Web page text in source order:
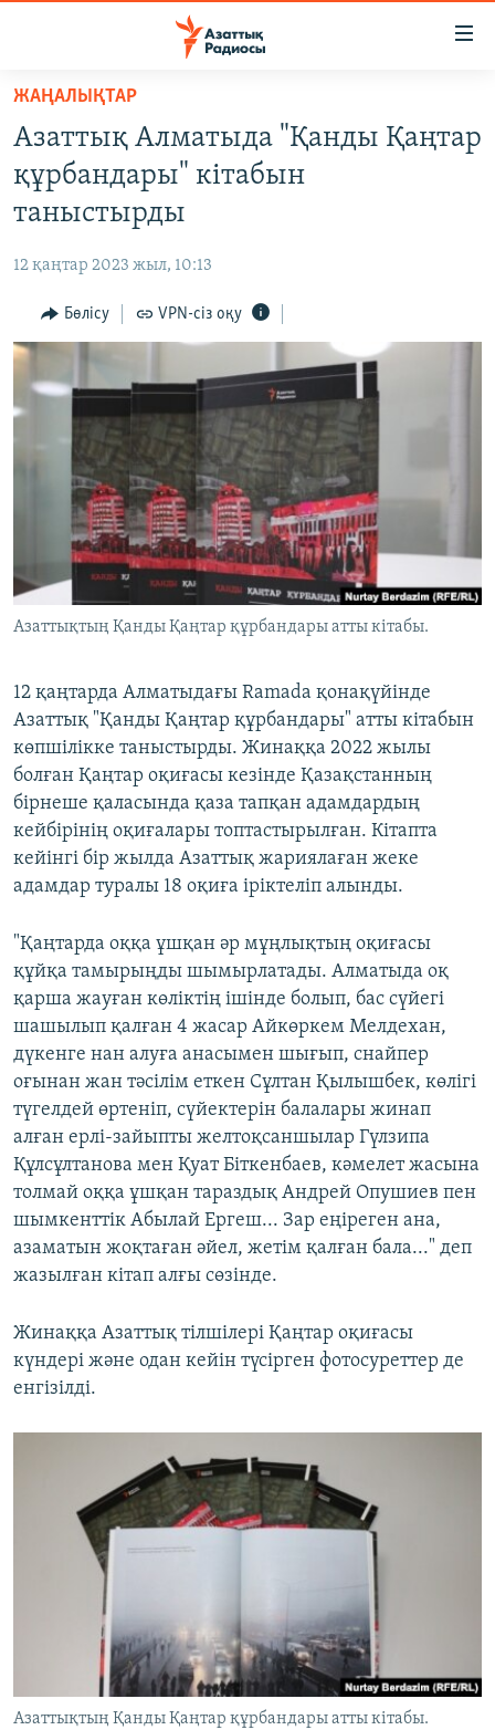
Skip
main
content
Skip
main
Navigation
to
Search
САЯСАТ
AZATTYQTV
АДАМ ҚҰҚЫҚТАРЫ
ӘЛЕУМЕТ
ӘЛЕМ
АРНАЙЫ ЖОБАЛАР
Русский
ЖАЗЫЛЫҢЫЗ
Басқа тілдерде
ЖАҢАЛЫҚТАР
Азаттық Алматыда "Қанды Қаңтар
құрбандары" кітабын
таныстырды
12 қаңтар 2023 жыл, 10:13
Бөлісу VPN-сіз оқу
Азаттықтың Қанды Қаңтар құрбандары атты кітабы.
12 қаңтарда Алматыдағы Ramada қонақүйінде
Азаттық "Қанды Қаңтар құрбандары" атты кітабын
көпшілікке таныстырды. Жинаққа 2022 жылы
болған Қаңтар оқиғасы кезінде Қазақстанның
бірнеше қаласында қаза тапқан адамдардың
кейбірінің оқиғалары топтастырылған. Кітапта
кейінгі бір жылда Азаттық жариялаған жеке
адамдар туралы 18 оқиға іріктеліп алынды.
"Қаңтарда оққа ұшқан әр мұңлықтың оқиғасы
құйқа тамырыңды шымырлатады. Алматыда оқ
қарша жауған көліктің ішінде болып, бас сүйегі
шашылып қалған 4 жасар Айкөркем Мелдехан,
дүкенге нан алуға анасымен шығып, снайпер
оғынан жан тәсілім еткен Сұлтан Қылышбек, көлігі
түгелдей өртеніп, сүйектерін балалары жинап
алған ерлі-зайыпты желтоқсаншылар Гүлзипа
Құлсұлтанова мен Қуат Біткенбаев, кәмелет жасына
толмай оққа ұшқан тараздық Андрей Опушиев пен
шымкенттік Абылай Ергеш... Зар еңіреген ана,
азаматын жоқтаған әйел, жетім қалған бала..." деп
жазылған кітап алғы сөзінде.
Жинаққа Азаттық тілшілері Қаңтар оқиғасы
күндері және одан кейін түсірген фотосуреттер де
енгізілді.
Азаттықтың Қанды Қаңтар құрбандары атты кітабы.